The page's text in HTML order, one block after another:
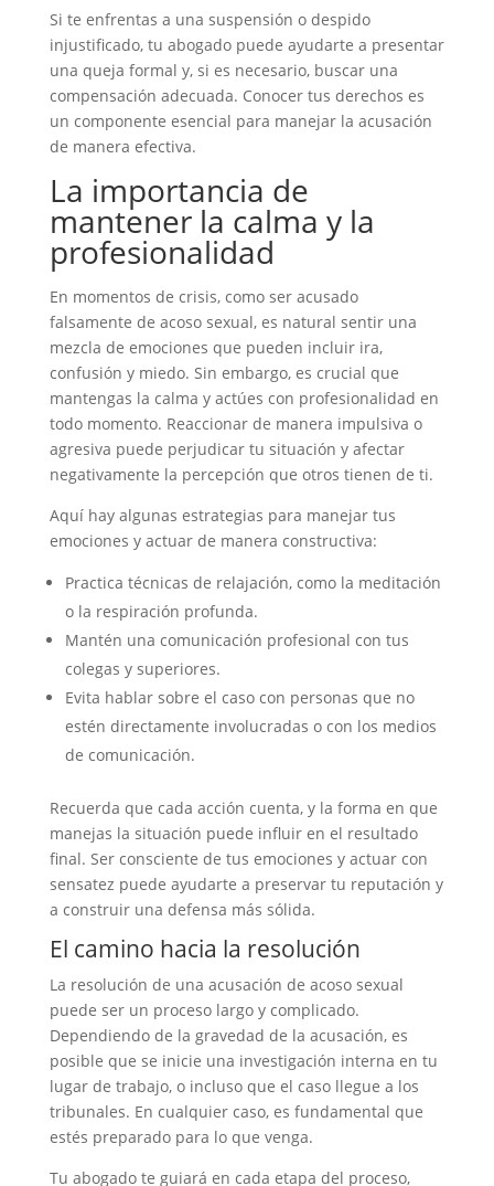
Si te enfrentas a una suspensión o despido
injustificado, tu abogado puede ayudarte a presentar
una queja formal y, si es necesario, buscar una
compensación adecuada. Conocer tus derechos es
un componente esencial para manejar la acusación
de manera efectiva.
La importancia de
mantener la calma y la
profesionalidad
En momentos de crisis, como ser acusado
falsamente de acoso sexual, es natural sentir una
mezcla de emociones que pueden incluir ira,
confusión y miedo. Sin embargo, es crucial que
mantengas la calma y actúes con profesionalidad en
todo momento. Reaccionar de manera impulsiva o
agresiva puede perjudicar tu situación y afectar
negativamente la percepción que otros tienen de ti.
Aquí hay algunas estrategias para manejar tus
emociones y actuar de manera constructiva:
Practica técnicas de relajación, como la meditación
o la respiración profunda.
Mantén una comunicación profesional con tus
colegas y superiores.
Evita hablar sobre el caso con personas que no
estén directamente involucradas o con los medios
de comunicación.
Recuerda que cada acción cuenta, y la forma en que
manejas la situación puede influir en el resultado
final. Ser consciente de tus emociones y actuar con
sensatez puede ayudarte a preservar tu reputación y
a construir una defensa más sólida.
El camino hacia la resolución
La resolución de una acusación de acoso sexual
puede ser un proceso largo y complicado.
Dependiendo de la gravedad de la acusación, es
posible que se inicie una investigación interna en tu
lugar de trabajo, o incluso que el caso llegue a los
tribunales. En cualquier caso, es fundamental que
estés preparado para lo que venga.
Tu abogado te guiará en cada etapa del proceso,